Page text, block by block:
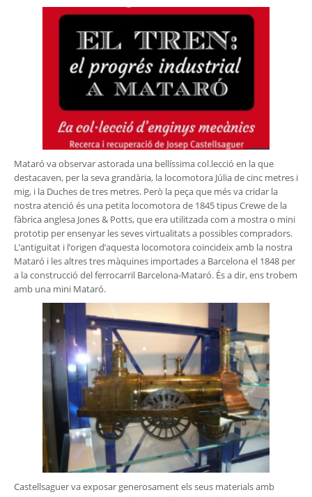
Mataró va observar astorada una bellíssima col.lecció en la que
destacaven, per la seva grandària, la locomotora Júlia de cinc metres i
mig, i la Duches de tres metres. Però la peça que més va cridar la
nostra atenció és una petita locomotora de 1845 tipus Crewe de la
fàbrica anglesa Jones & Potts, que era utilitzada com a mostra o mini
prototip per ensenyar les seves virtualitats a possibles compradors.
L’antiguitat i l’origen d’aquesta locomotora coincideix amb la nostra
Mataró i les altres tres màquines importades a Barcelona el 1848 per
a la construcció del ferrocarril Barcelona-Mataró. És a dir, ens trobem
amb una mini Mataró.
Castellsaguer va exposar generosament els seus materials amb